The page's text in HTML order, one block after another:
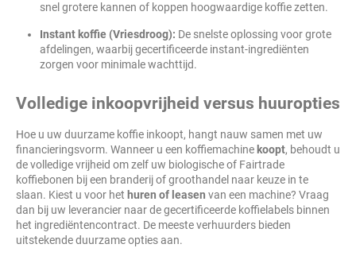
snel grotere kannen of koppen hoogwaardige koffie zetten.
Instant koffie (Vriesdroog): De snelste oplossing voor grote
afdelingen, waarbij gecertificeerde instant-ingrediënten
zorgen voor minimale wachttijd.
Volledige inkoopvrijheid versus huuropties
Hoe u uw duurzame koffie inkoopt, hangt nauw samen met uw
financieringsvorm. Wanneer u een koffiemachine koopt, behoudt u
de volledige vrijheid om zelf uw biologische of Fairtrade
koffiebonen bij een branderij of groothandel naar keuze in te
slaan. Kiest u voor het huren of leasen van een machine? Vraag
dan bij uw leverancier naar de gecertificeerde koffielabels binnen
het ingrediëntencontract. De meeste verhuurders bieden
uitstekende duurzame opties aan.